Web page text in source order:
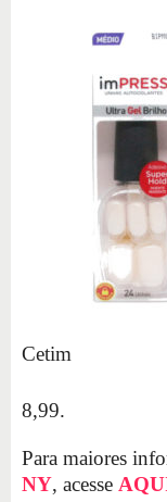
Cetim
8,99.
Para maiores
NY, acesse